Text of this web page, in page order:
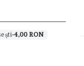
-4,00 RON